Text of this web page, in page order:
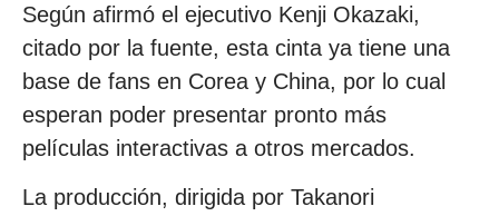
Según afirmó el ejecutivo Kenji Okazaki,
citado por la fuente, esta cinta ya tiene una
base de fans en Corea y China, por lo cual
esperan poder presentar pronto más
películas interactivas a otros mercados.
La producción, dirigida por Takanori